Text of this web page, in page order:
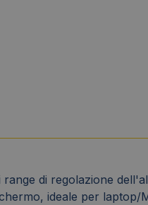
di regolazione
ideale per laptop/